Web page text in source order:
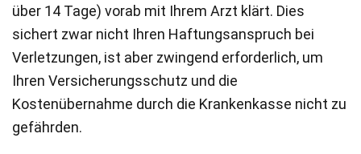
über 14 Tage) vorab mit Ihrem Arzt klärt. Dies
sichert zwar nicht Ihren Haftungsanspruch bei
Verletzungen, ist aber zwingend erforderlich, um
Ihren Versicherungsschutz und die
Kostenübernahme durch die Krankenkasse nicht zu
gefährden.